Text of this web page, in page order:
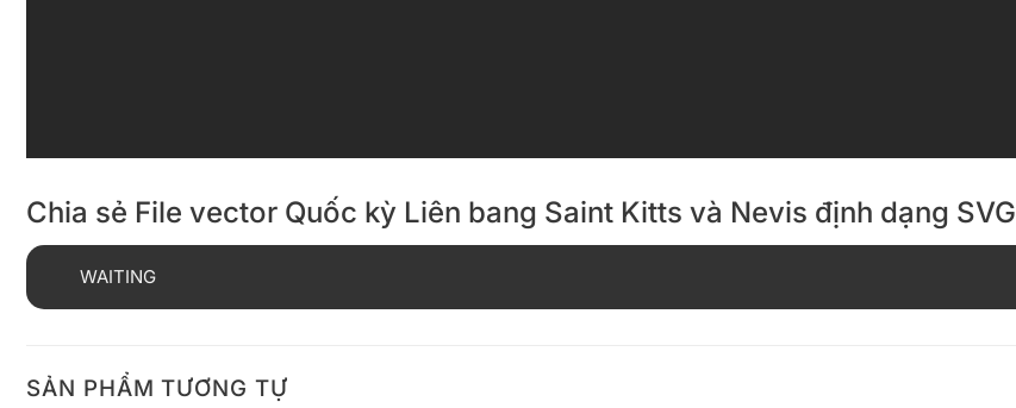
Chia sẻ File vector Quốc kỳ Liên bang Saint Kitts và Nevis định dạng SVG
WAITING
SẢN PHẨM TƯƠNG TỰ